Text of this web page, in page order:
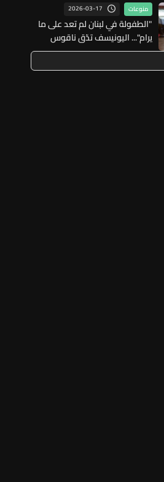
منوعات 2026-03-17
"الطفولة في لبنان لم تعد على ما
يرام"... اليونيسف تدّق ناقوس
الخطر: "يجب حماية الأطفال الآن"